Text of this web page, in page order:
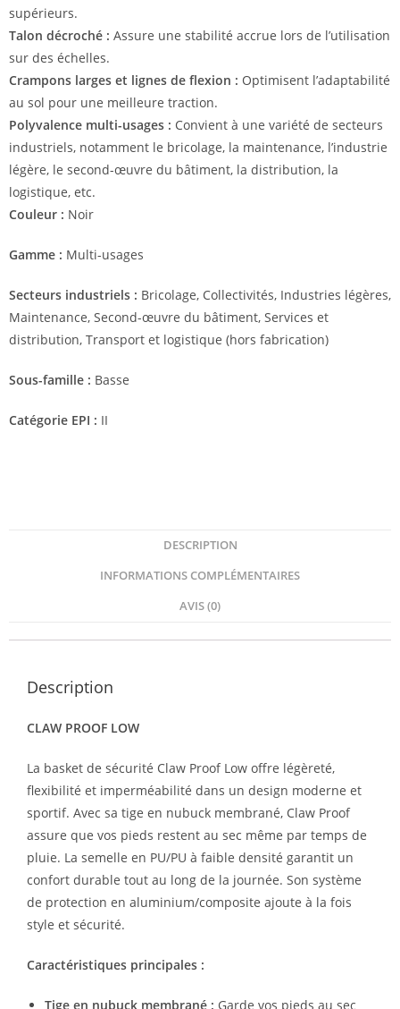
supérieurs.
Talon décroché : Assure une stabilité accrue lors de l’utilisation
sur des échelles.
Crampons larges et lignes de flexion : Optimisent l’adaptabilité
au sol pour une meilleure traction.
Polyvalence multi-usages : Convient à une variété de secteurs
industriels, notamment le bricolage, la maintenance, l’industrie
légère, le second-œuvre du bâtiment, la distribution, la
logistique, etc.
Couleur : Noir
Gamme : Multi-usages
Secteurs industriels : Bricolage, Collectivités, Industries légères,
Maintenance, Second-œuvre du bâtiment, Services et
distribution, Transport et logistique (hors fabrication)
Sous-famille : Basse
Catégorie EPI : II
DESCRIPTION
INFORMATIONS COMPLÉMENTAIRES
AVIS (0)
Description
CLAW PROOF LOW
La basket de sécurité Claw Proof Low offre légèreté,
flexibilité et imperméabilité dans un design moderne et
sportif. Avec sa tige en nubuck membrané, Claw Proof
assure que vos pieds restent au sec même par temps de
pluie. La semelle en PU/PU à faible densité garantit un
confort durable tout au long de la journée. Son système
de protection en aluminium/composite ajoute à la fois
style et sécurité.
Caractéristiques principales :
Tige en nubuck membrané : Garde vos pieds au sec